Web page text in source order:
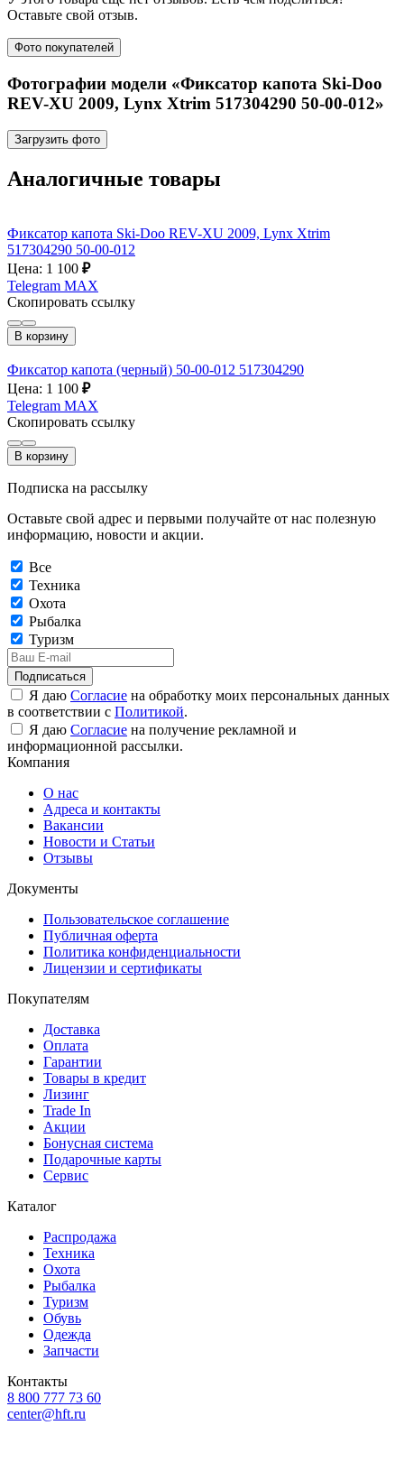
Оставьте свой отзыв.
Фото покупателей
Фотографии модели «Фиксатор капота Ski-Doo
REV-XU 2009, Lynx Xtrim 517304290 50-00-012»
Загрузить фото
Аналогичные товары
Фиксатор капота Ski-Doo REV-XU 2009, Lynx Xtrim
517304290 50-00-012
Цена: 1 100 ₽
Telegram MAX
Скопировать ссылку
В корзину
Фиксатор капота (черный) 50-00-012 517304290
Цена: 1 100 ₽
Telegram MAX
Скопировать ссылку
В корзину
Подписка на рассылку
Оставьте свой адрес и первыми получайте от нас полезную
информацию, новости и акции.
Все
Техника
Охота
Рыбалка
Туризм
Подписаться
Я даю Согласие на обработку моих персональных данных
в соответствии с Политикой.
Я даю Согласие на получение рекламной и
информационной рассылки.
Компания
О нас
Адреса и контакты
Вакансии
Новости и Статьи
Отзывы
Документы
Пользовательское соглашение
Публичная оферта
Политика конфиденциальности
Лицензии и сертификаты
Покупателям
Доставка
Оплата
Гарантии
Товары в кредит
Лизинг
Trade In
Акции
Бонусная система
Подарочные карты
Сервис
Каталог
Распродажа
Техника
Охота
Рыбалка
Туризм
Обувь
Одежда
Запчасти
Контакты
8 800 777 73 60
center@hft.ru